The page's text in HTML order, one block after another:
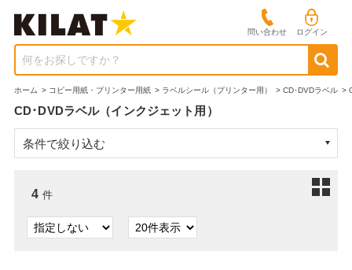
問い合わせ ログイン
何をお探しですか？
ホーム > コピー用紙・プリンター用紙 > ラベルシール（プリンター用） > CD･DVDラベル >
CD･DVDラベル（インクジェット用）
条件で絞り込む
4 件